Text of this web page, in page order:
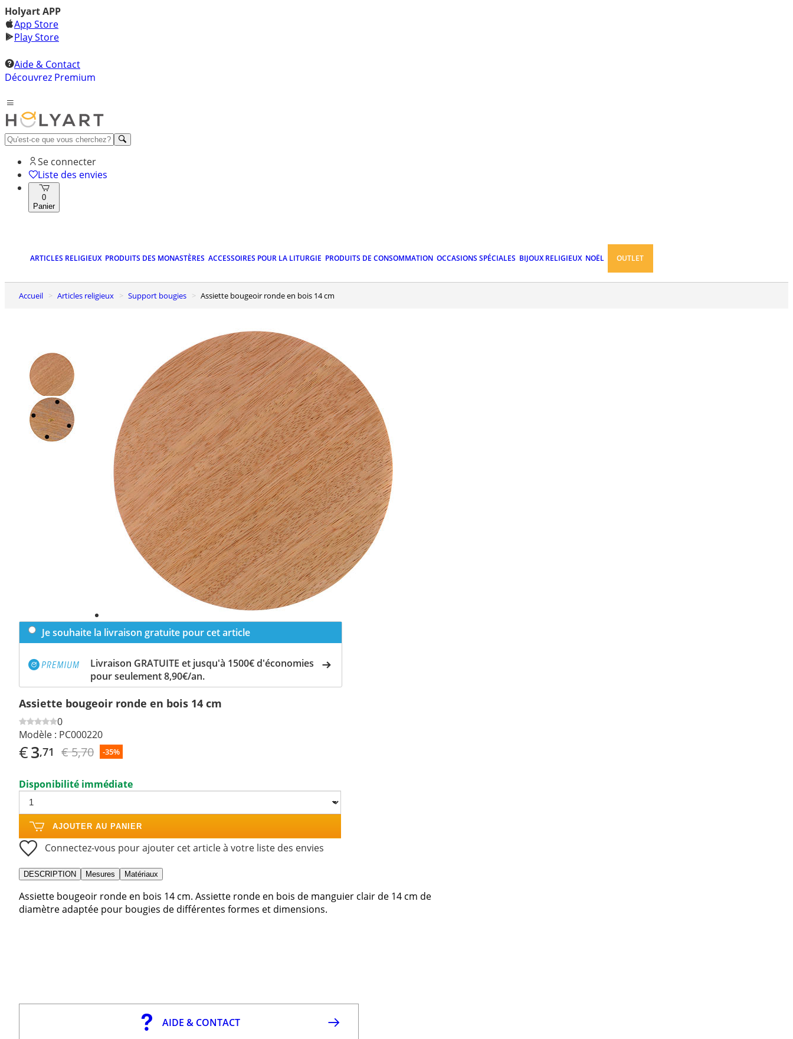
Holyart APP
App Store
Play Store
Aide & Contact
Découvrez Premium
Se connecter
Liste des envies
0
Panier
ARTICLES RELIGIEUX PRODUITS DES MONASTÈRES ACCESSOIRES POUR LA LITURGIE PRODUITS DE CONSOMMATION OCCASIONS SPÉCIALES BIJOUX RELIGIEUX NOËL OUTLET
Accueil Articles religieux Support bougies Assiette bougeoir ronde en bois 14 cm
Je souhaite la livraison gratuite pour cet article
Livraison GRATUITE et jusqu'à 1500€ d'économies
pour seulement 8,90€/an.
Assiette bougeoir ronde en bois 14 cm
0
Modèle : PC000220
€3,71 € 5,70 -35%
Disponibilité immédiate
AJOUTER AU PANIER
Connectez-vous pour ajouter cet article à votre liste des envies
DESCRIPTION Mesures Matériaux
Assiette bougeoir ronde en bois 14 cm. Assiette ronde en bois de manguier clair de 14 cm de
diamètre adaptée pour bougies de différentes formes et dimensions.
AIDE & CONTACT